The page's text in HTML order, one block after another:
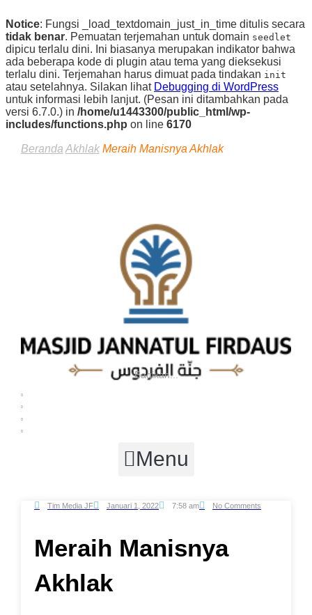
Notice: Fungsi _load_textdomain_just_in_time ditulis secara
tidak benar. Pemuatan terjemahan untuk domain seedlet
dipicu terlalu dini. Ini biasanya merupakan indikator bahwa
ada beberapa kode di plugin atau tema yang dieksekusi
terlalu dini. Terjemahan harus dimuat pada tindakan init
atau setelahnya. Silakan lihat Debugging di WordPress
untuk informasi lebih lanjut. (Pesan ini ditambahkan pada
versi 6.7.0.) in /home/u1443300/public_html/wp-
includes/functions.php on line 6170
Beranda Akhlak Meraih Manisnya Akhlak
Bagikan...
Menu
Tim Media JF Januari 1, 2022 7:58 am No Comments
Meraih Manisnya
Akhlak